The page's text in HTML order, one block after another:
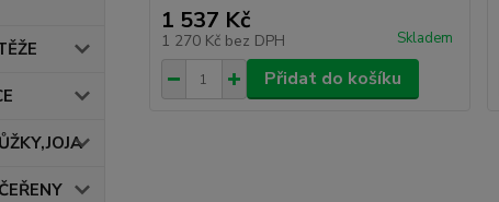
1 537 Kč
1 270 Kč bez DPH Skladem
Přidat do košíku